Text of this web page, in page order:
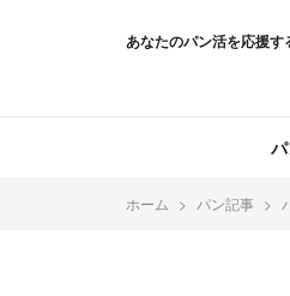
あなたのパン活を応援
ホーム パン記事